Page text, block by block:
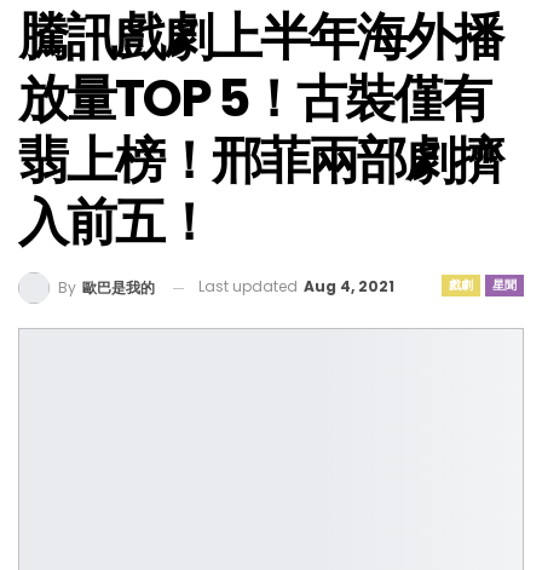
騰訊戲劇上半年海外播
放量TOP 5！古裝僅有
翡上榜！邢菲兩部劇擠
入前五！
戲劇 星聞
By 歐巴是我的 Last updated Aug 4, 2021